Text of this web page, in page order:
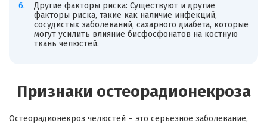
Другие факторы риска: Существуют и другие
факторы риска, такие как наличие инфекций,
сосудистых заболеваний, сахарного диабета, которые
могут усилить влияние бисфосфонатов на костную
ткань челюстей.
Признаки остеорадионекроза
Остеорадионекроз челюстей – это серьезное заболевание,